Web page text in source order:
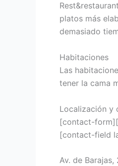
platos más
demasiado
Habitaciones
Las
tener la cama
Localización y
[contact-
[contact-field
Av. de Barajas,